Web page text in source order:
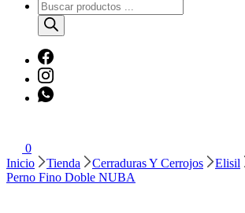
Búsqueda
de
productos
0
Inicio
Tienda Cerraduras Y Cerrojos Elisil
Perno Fino Doble NUBA